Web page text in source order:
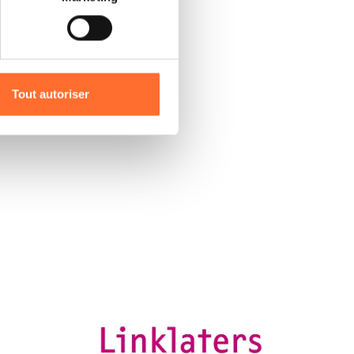
être affectées en
à traiter vos données
Tout autoriser
to each